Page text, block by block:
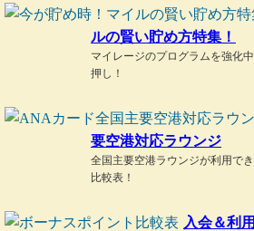
ルの賢い貯め方特集！
マイレージのプログラムを強化
押し！
要空港対応ラウンジ
全国主要空港ラウンジが利用で
比較表！
入会＆利